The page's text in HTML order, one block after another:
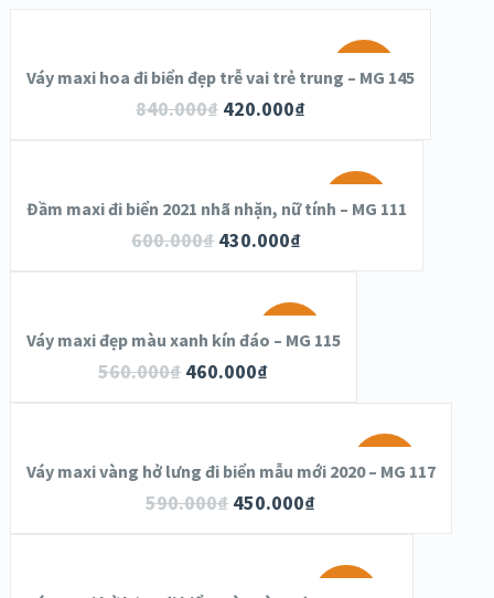
SALE!
Váy maxi hoa đi biển đẹp trễ vai trẻ trung – MG 145
840.000₫ 420.000₫
SALE!
Đầm maxi đi biển 2021 nhã nhặn, nữ tính – MG 111
600.000₫430.000₫
SALE!
Váy maxi đẹp màu xanh kín đáo – MG 115
560.000₫460.000₫
SALE!
Váy maxi vàng hở lưng đi biển mẫu mới 2020 – MG 117
590.000₫450.000₫